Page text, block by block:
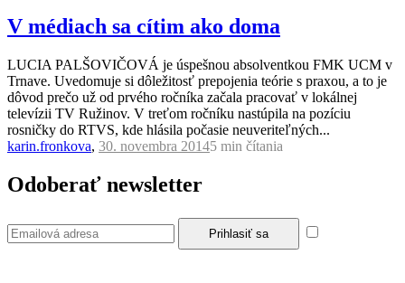
V médiach sa cítim ako doma
LUCIA PALŠOVIČOVÁ je úspešnou absolventkou FMK UCM v
Trnave. Uvedomuje si dôležitosť prepojenia teórie s praxou, a to je
dôvod prečo už od prvého ročníka začala pracovať v lokálnej
televízii TV Ružinov. V treťom ročníku nastúpila na pozíciu
rosničky do RTVS, kde hlásila počasie neuveriteľných...
karin.fronkova, 30. novembra 20145 min čítania
Odoberať newsletter